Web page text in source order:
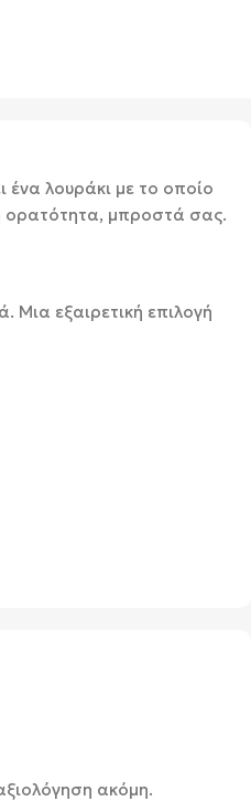
ένα λουράκι με το οποίο
ορατότητα, μπροστά σας.
εξαιρετική επιλογή
ακόμη.